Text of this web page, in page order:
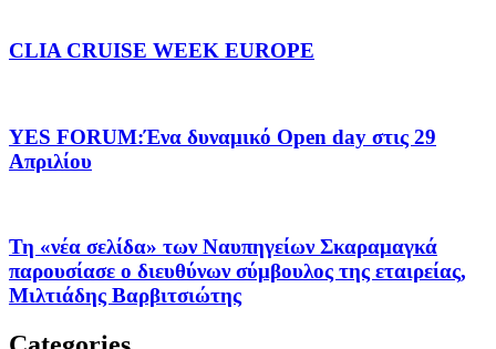
CLIA CRUISE WEEK EUROPE
YES FORUM:Ένα δυναμικό Open day στις 29
Απριλίου
Τη «νέα σελίδα» των Ναυπηγείων Σκαραμαγκά
παρουσίασε ο διευθύνων σύμβουλος της εταιρείας,
Μιλτιάδης Βαρβιτσιώτης